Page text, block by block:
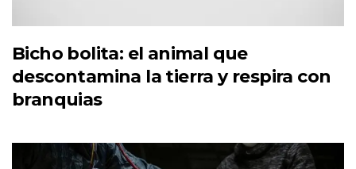
Bicho bolita: el animal que
descontamina la tierra y respira con
branquias